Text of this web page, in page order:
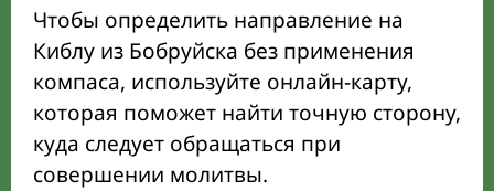
Чтобы определить направление на
Киблу из Бобруйска без применения
компаса, используйте онлайн-карту,
которая поможет найти точную сторону,
куда следует обращаться при
совершении молитвы.